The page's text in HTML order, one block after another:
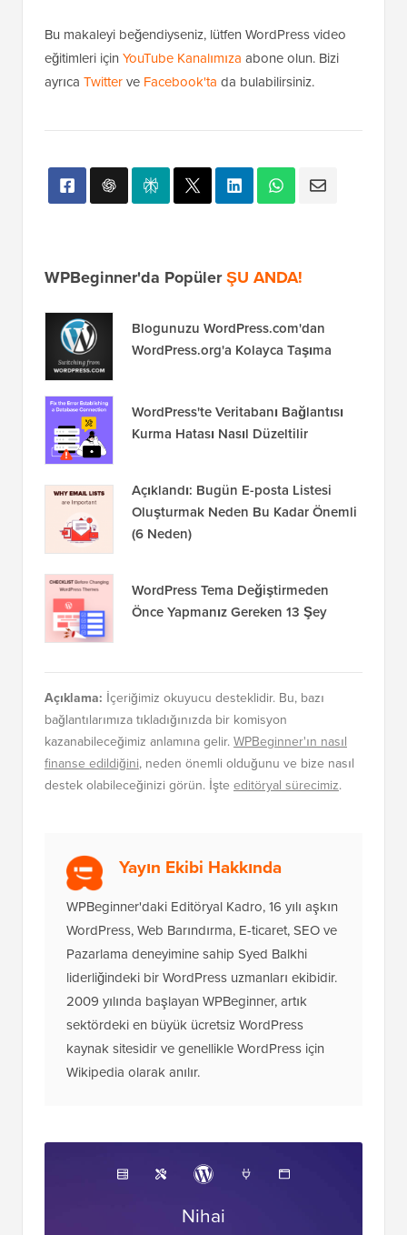
Bu makaleyi beğendiyseniz, lütfen WordPress video
eğitimleri için YouTube Kanalımıza abone olun. Bizi
ayrıca Twitterve Facebook'ta da bulabilirsiniz.
WPBeginner'da PopülerŞU ANDA!
Blogunuzu WordPress.com'dan
WordPress.org'a Kolayca Taşıma
WordPress'te Veritabanı Bağlantısı
Kurma Hatası Nasıl Düzeltilir
Açıklandı: Bugün E-posta Listesi
Oluşturmak Neden Bu Kadar Önemli
(6 Neden)
WordPress Tema Değiştirmeden
Önce Yapmanız Gereken 13 Şey
Açıklama: İçeriğimiz okuyucu desteklidir. Bu, bazı
bağlantılarımıza tıkladığınızda bir komisyon
kazanabileceğimiz anlamına gelir.WPBeginner'ın nasıl
finanse edildiğini, neden önemli olduğunu ve bize nasıl
destek olabileceğinizi görün. İşte editöryal sürecimiz.
Yayın Ekibi Hakkında
WPBeginner'daki Editöryal Kadro, 16 yılı aşkın
WordPress, Web Barındırma, E-ticaret, SEO ve
Pazarlama deneyimine sahip Syed Balkhi
liderliğindeki bir WordPress uzmanları ekibidir.
2009 yılında başlayan WPBeginner, artık
sektördeki en büyük ücretsiz WordPress
kaynak sitesidir ve genellikle WordPress için
Wikipedia olarak anılır.
Nihai